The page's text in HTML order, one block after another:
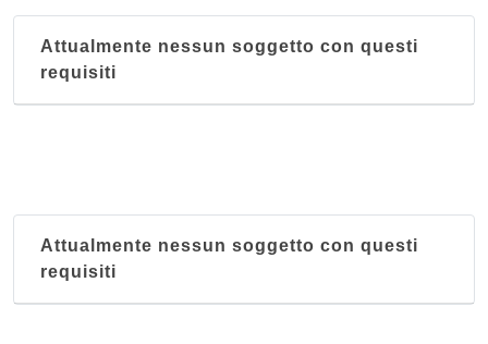
Attualmente nessun soggetto con questi
requisiti
Attualmente nessun soggetto con questi
requisiti